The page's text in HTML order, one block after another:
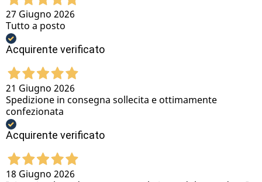
27 Giugno 2026
Tutto a posto
Acquirente verificato
21 Giugno 2026
Spedizione in consegna sollecita e ottimamente
confezionata
Acquirente verificato
18 Giugno 2026